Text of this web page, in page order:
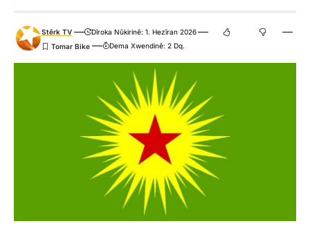
Stêrk TV
Dîroka Nûkirinê: 1. Hezîran 2026
Dema Xwendinê: 2 Dq.